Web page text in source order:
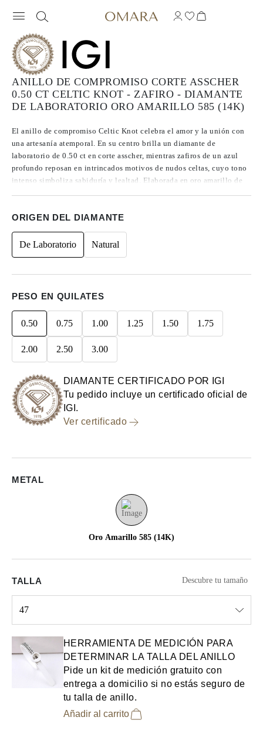
ANILLO DE COMPROMISO CORTE ASSCHER
0.50 CT CELTIC KNOT - ZAFIRO - DIAMANTE
DE LABORATORIO ORO AMARILLO 585 (14K)
El anillo de compromiso Celtic Knot celebra el amor y la unión con
una artesanía atemporal. En su centro brilla un diamante de
laboratorio de 0.50 ct en corte asscher, mientras zafiros de un azul
profundo reposan en intrincados motivos de nudos celtas, cuyo tono
intenso simboliza sabiduría y lealtad. Elaborada en oro amarillo de
honrar una historia de amor que perdura.
ORIGEN DEL DIAMANTE
De Laboratorio Natural
PESO EN QUILATES
0.50 0.75 1.00 1.25 1.50 1.75
2.00 2.50 3.00
DIAMANTE CERTIFICADO POR IGI
Tu pedido incluye un certificado oficial de
IGI.
Ver certificado
METAL
Oro Amarillo 585 (14K)
TALLA Descubre tu tamaño
47
HERRAMIENTA DE MEDICIÓN PARA
DETERMINAR LA TALLA DEL ANILLO
Pide un kit de medición gratuito con
entrega a domicilio si no estás seguro de
tu talla de anillo.
Añadir al carrito